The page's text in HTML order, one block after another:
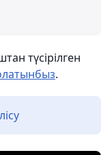
түсірілген
.